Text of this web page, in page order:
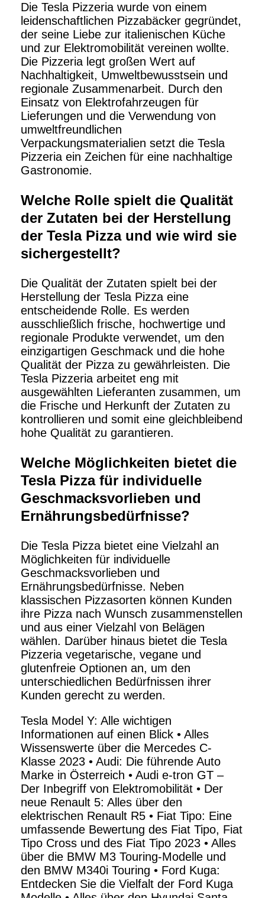
Die Tesla Pizzeria wurde von einem
leidenschaftlichen Pizzabäcker gegründet,
der seine Liebe zur italienischen Küche
und zur Elektromobilität vereinen wollte.
Die Pizzeria legt großen Wert auf
Nachhaltigkeit, Umweltbewusstsein und
regionale Zusammenarbeit. Durch den
Einsatz von Elektrofahrzeugen für
Lieferungen und die Verwendung von
umweltfreundlichen
Verpackungsmaterialien setzt die Tesla
Pizzeria ein Zeichen für eine nachhaltige
Gastronomie.
Welche Rolle spielt die Qualität
der Zutaten bei der Herstellung
der Tesla Pizza und wie wird sie
sichergestellt?
Die Qualität der Zutaten spielt bei der
Herstellung der Tesla Pizza eine
entscheidende Rolle. Es werden
ausschließlich frische, hochwertige und
regionale Produkte verwendet, um den
einzigartigen Geschmack und die hohe
Qualität der Pizza zu gewährleisten. Die
Tesla Pizzeria arbeitet eng mit
ausgewählten Lieferanten zusammen, um
die Frische und Herkunft der Zutaten zu
kontrollieren und somit eine gleichbleibend
hohe Qualität zu garantieren.
Welche Möglichkeiten bietet die
Tesla Pizza für individuelle
Geschmacksvorlieben und
Ernährungsbedürfnisse?
Die Tesla Pizza bietet eine Vielzahl an
Möglichkeiten für individuelle
Geschmacksvorlieben und
Ernährungsbedürfnisse. Neben
klassischen Pizzasorten können Kunden
ihre Pizza nach Wunsch zusammenstellen
und aus einer Vielzahl von Belägen
wählen. Darüber hinaus bietet die Tesla
Pizzeria vegetarische, vegane und
glutenfreie Optionen an, um den
unterschiedlichen Bedürfnissen ihrer
Kunden gerecht zu werden.
Tesla Model Y: Alle wichtigen
Informationen auf einen Blick • Alles
Wissenswerte über die Mercedes C-
Klasse 2023 • Audi: Die führende Auto
Marke in Österreich • Audi e-tron GT –
Der Inbegriff von Elektromobilität • Der
neue Renault 5: Alles über den
elektrischen Renault R5 • Fiat Tipo: Eine
umfassende Bewertung des Fiat Tipo, Fiat
Tipo Cross und des Fiat Tipo 2023 • Alles
über die BMW M3 Touring-Modelle und
den BMW M340i Touring • Ford Kuga:
Entdecken Sie die Vielfalt der Ford Kuga